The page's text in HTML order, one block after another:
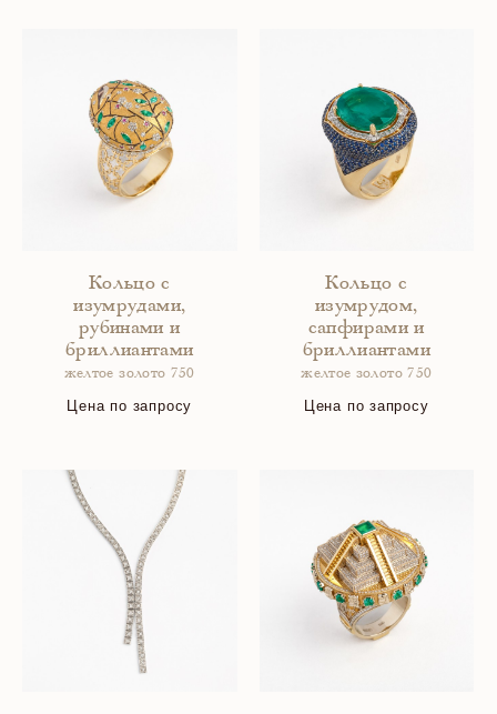
Кольцо с
изумрудами,
рубинами и
бриллиантами
желтое золото 750
Цена по запросу
Кольцо с
изумрудом,
сапфирами и
бриллиантами
желтое золото 750
Цена по запросу